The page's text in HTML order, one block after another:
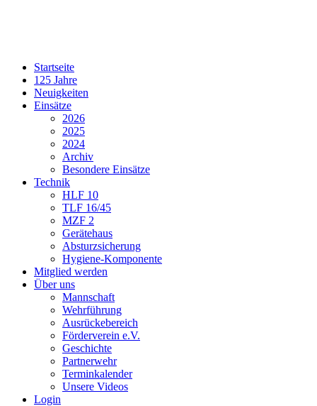
Startseite
125 Jahre
Neuigkeiten
Einsätze
2026
2025
2024
Archiv
Besondere Einsätze
Technik
HLF 10
TLF 16/45
MZF 2
Gerätehaus
Absturzsicherung
Hygiene-Komponente
Mitglied werden
Über uns
Mannschaft
Wehrführung
Ausrückebereich
Förderverein e.V.
Geschichte
Partnerwehr
Terminkalender
Unsere Videos
Login